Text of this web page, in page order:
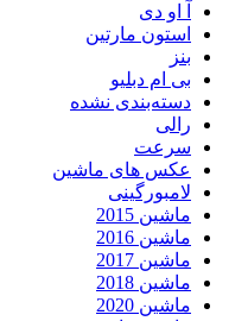
آ او دی
استون مارتین
بنز
بی ام دبلیو
دسته‌بندی نشده
رالی
سرعت
عکس های ماشین
لامبورگینی
ماشین 2015
ماشین 2016
ماشین 2017
ماشین 2018
ماشین 2020